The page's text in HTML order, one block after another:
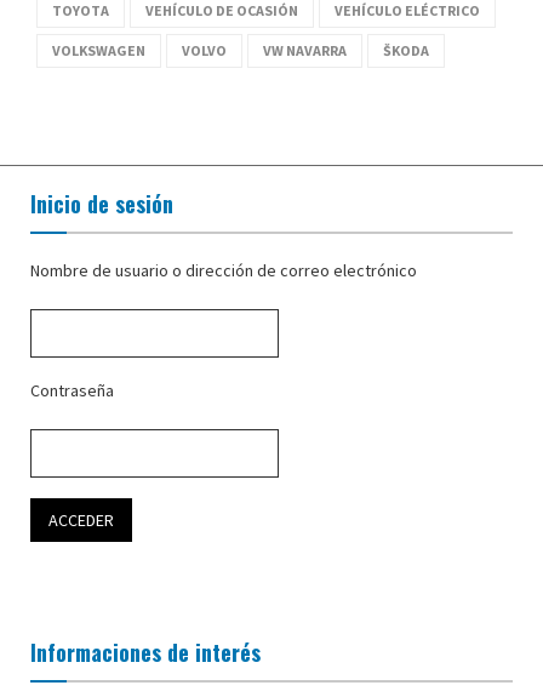
TOYOTA VEHÍCULO DE OCASIÓN VEHÍCULO ELÉCTRICO
VOLKSWAGEN VOLVO VW NAVARRA ŠKODA
Inicio de sesión
Nombre de usuario o dirección de correo electrónico
Contraseña
Informaciones de interés